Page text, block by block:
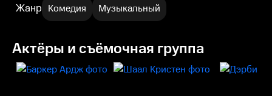
Жанр Комедия Музыкальный
Актёры и съёмочная группа